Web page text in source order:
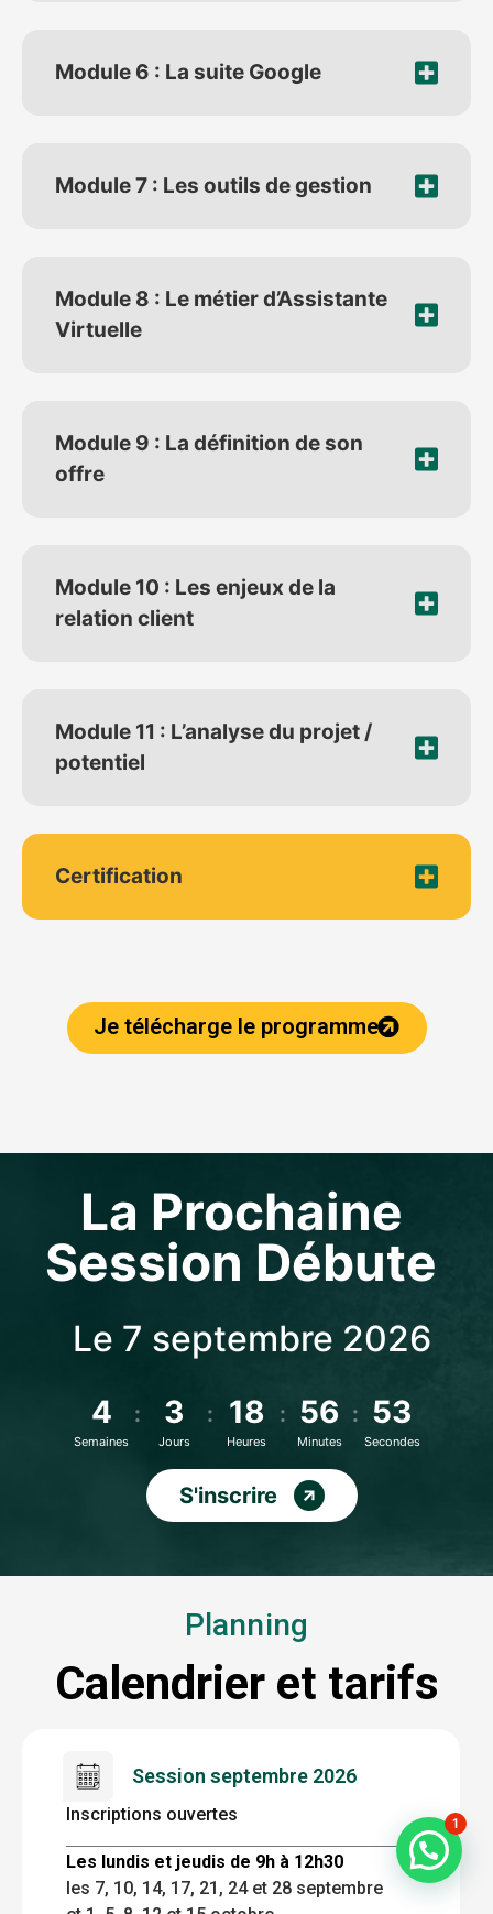
Module 6 : La suite Google
Module 7 : Les outils de gestion
Module 8 : Le métier d’Assistante
Virtuelle
Module 9 : La définition de son
offre
Module 10 : Les enjeux de la
relation client
Module 11 : L’analyse du projet /
potentiel
Certification
Je télécharge le programme
La Prochaine
Session Débute
Le 7 septembre 2026
4
Semaines
: 3
Jours
: 18
Heures
: 56
Minutes
: 51
Secondes
S'inscrire
Planning
Calendrier et tarifs
Session septembre 2026
Inscriptions ouvertes
Les lundis et jeudis de 9h à 12h30
les 7, 10, 14, 17, 21, 24 et 28 septembre
1